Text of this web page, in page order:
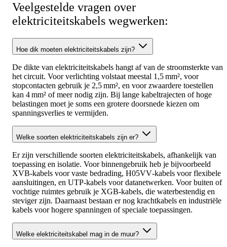
Veelgestelde vragen over
elektriciteitskabels wegwerken:
Hoe dik moeten elektriciteitskabels zijn?
De dikte van elektriciteitskabels hangt af van de stroomsterkte van
het circuit. Voor verlichting volstaat meestal 1,5 mm², voor
stopcontacten gebruik je 2,5 mm², en voor zwaardere toestellen
kan 4 mm² of meer nodig zijn. Bij lange kabeltrajecten of hoge
belastingen moet je soms een grotere doorsnede kiezen om
spanningsverlies te vermijden.
Welke soorten elektriciteitskabels zijn er?
Er zijn verschillende soorten elektriciteitskabels, afhankelijk van
toepassing en isolatie. Voor binnengebruik heb je bijvoorbeeld
XVB-kabels voor vaste bedrading, H05VV‑kabels voor flexibele
aansluitingen, en UTP‑kabels voor datanetwerken. Voor buiten of
vochtige ruimtes gebruik je XGB‑kabels, die waterbestendig en
steviger zijn. Daarnaast bestaan er nog krachtkabels en industriële
kabels voor hogere spanningen of speciale toepassingen.
Welke elektriciteitskabel mag in de muur?